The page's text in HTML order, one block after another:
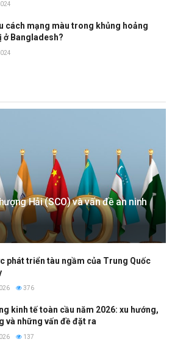
cách mạng màu trong khủng hoảng
ở Bangladesh?
Hải (SCO) và vấn đề an ninh
phát triển tàu ngầm của Trung Quốc
376
kinh tế toàn cầu năm 2026: xu hướng,
và những vấn đề đặt ra
137